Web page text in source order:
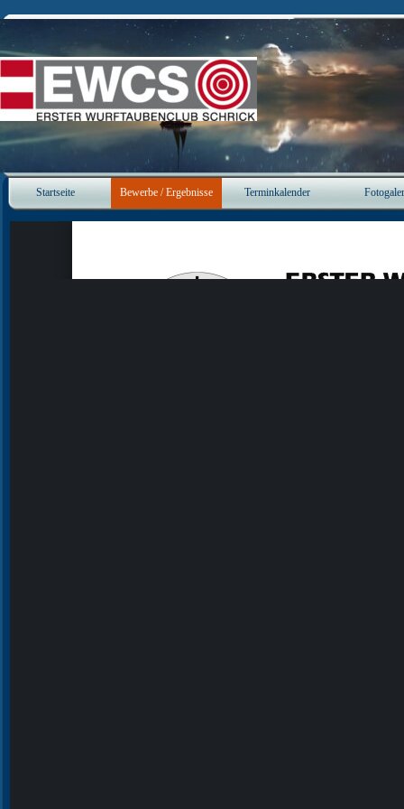
Startseite Bewerbe / Ergebnisse ▼
Terminkalender ▼